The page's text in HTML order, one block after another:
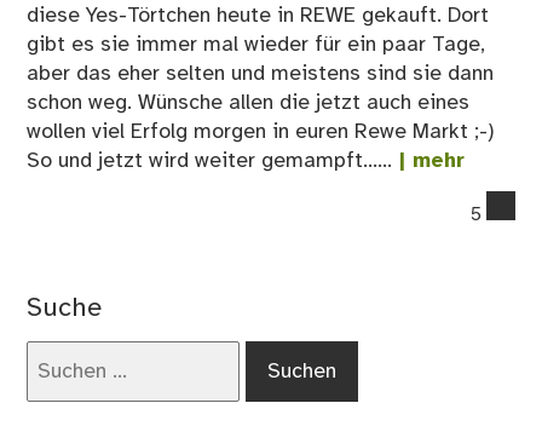
diese Yes-Törtchen heute in REWE gekauft. Dort
gibt es sie immer mal wieder für ein paar Tage,
aber das eher selten und meistens sind sie dann
schon weg. Wünsche allen die jetzt auch eines
wollen viel Erfolg morgen in euren Rewe Markt ;-)
So und jetzt wird weiter gemampft...... | mehr
5
Suche